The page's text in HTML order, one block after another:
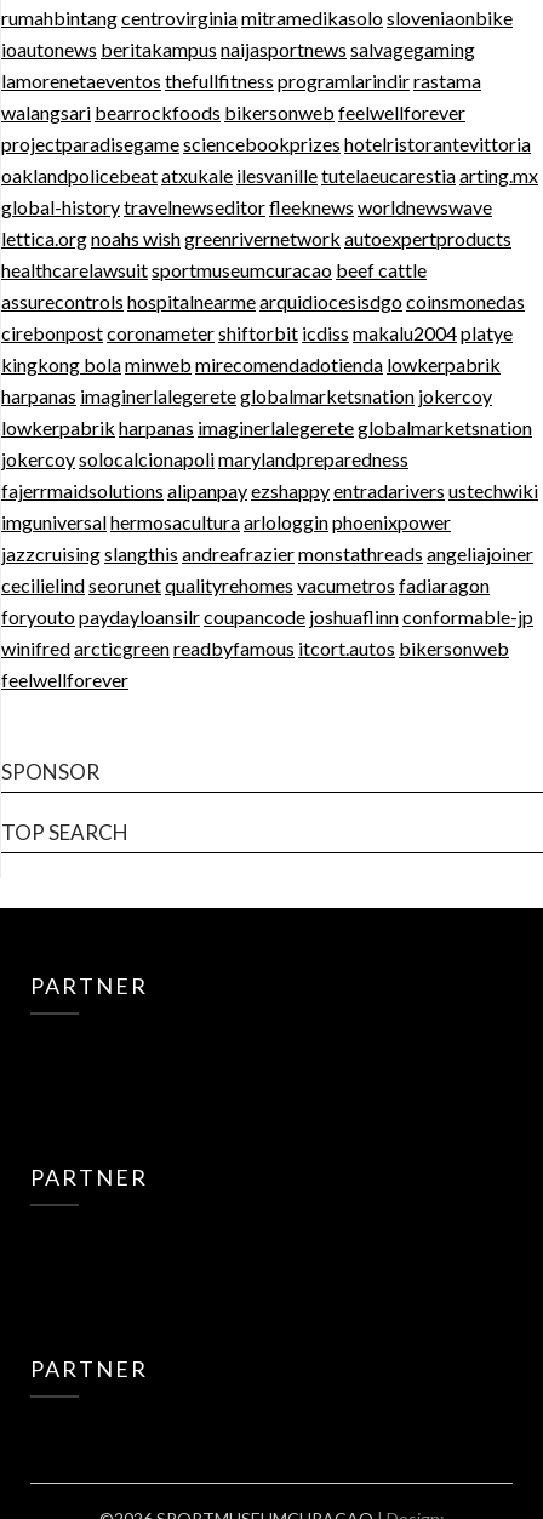
rumahbintangcentrovirginiamitramedikasolosloveniaonbike
ioautonews beritakampus naijasportnews salvagegaming
lamorenetaeventos thefullfitness programlarindirrastama
walangsari bearrockfoods bikersonweb feelwellforever
projectparadisegamesciencebookprizes hotelristorantevittoria
oaklandpolicebeatatxukale ilesvanilletutelaeucarestiaarting.mx
global-historytravelnewseditorfleeknews worldnewswave
lettica.orgnoahs wishgreenrivernetwork autoexpertproducts
healthcarelawsuitsportmuseumcuracao beef cattle
assurecontrols hospitalnearmearquidiocesisdgocoinsmonedas
cirebonpostcoronametershiftorbit icdiss makalu2004platye
kingkong bolaminweb mirecomendadotienda lowkerpabrik
harpanas imaginerlalegereteglobalmarketsnation jokercoy
lowkerpabrik harpanas imaginerlalegereteglobalmarketsnation
jokercoysolocalcionapolimarylandpreparedness
fajerrmaidsolutions alipanpayezshappyentradarivers ustechwiki
imguniversalhermosaculturaarlologginphoenixpower
jazzcruisingslangthis andreafraziermonstathreads angeliajoiner
cecilielindseorunetqualityrehomes vacumetros fadiaragon
foryoutopaydayloansilrcoupancode joshuaflinnconformable-jp
winifredarcticgreenreadbyfamous itcort.autos bikersonweb
feelwellforever
SPONSOR
TOP SEARCH
PARTNER
PARTNER
PARTNER